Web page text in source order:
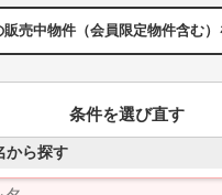
販売中物件（会員限定物件含む
条件を選び直す
から探す